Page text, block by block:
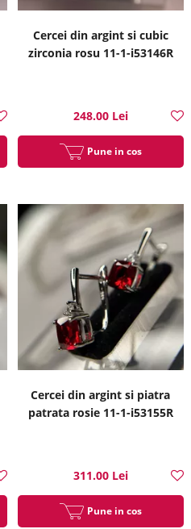
Cercei din argint si cubic
zirconia rosu 11-1-i53146R
248.00 Lei
Pune in cos
Cercei din argint si piatra
patrata rosie 11-1-i53155R
311.00 Lei
Pune in cos